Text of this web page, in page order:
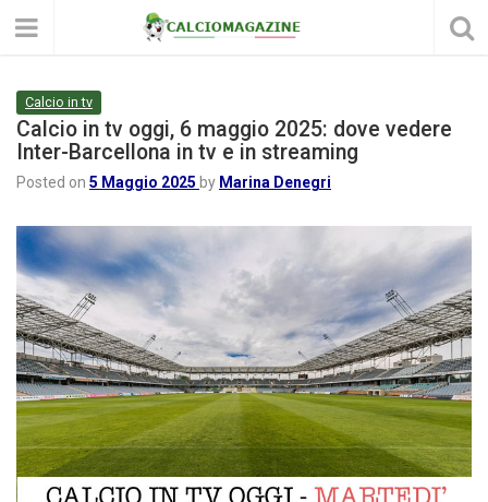
Calcio in tv
Calcio in tv oggi, 6 maggio 2025: dove vedere
Inter-Barcellona in tv e in streaming
Posted on 5 Maggio 2025 by Marina Denegri